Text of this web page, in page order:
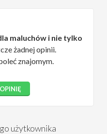
maluchów i nie tylko
żadnej opinii.
znajomym.
użytkownika